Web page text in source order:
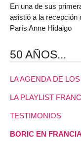
En una de sus
asistió a la recepción
París Anne Hidalgo
50 AÑOS...
LA AGENDA DE
LA PLAYLIST
TESTIMONIOS
BORIC EN FRANCIA